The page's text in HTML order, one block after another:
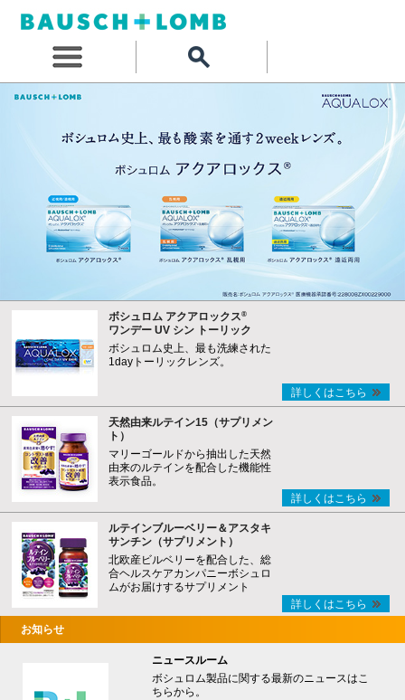
ボシュロム アクアロックス®
ワンデー UV シン トーリック
ボシュロム史上、最も洗練された
1dayトーリックレンズ。
詳しくはこちら
天然由来ルテイン15（サプリメン
ト）
マリーゴールドから抽出した天然
由来のルテインを配合した機能性
表示食品。
詳しくはこちら
ルテインブルーベリー＆アスタキ
サンチン（サプリメント）
北欧産ビルベリーを配合した、総
合ヘルスケアカンパニーボシュロ
ムがお届けするサプリメント
詳しくはこちら
お知らせ
ニュースルーム
ボシュロム製品に関する最新のニュースはこ
ちらから。